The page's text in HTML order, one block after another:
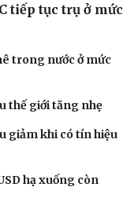
sĩ
tiếp tục trụ ở mức
trong nước ở mức
thế giới tăng nhẹ
giảm khi có tín hiệu
hạ xuống còn